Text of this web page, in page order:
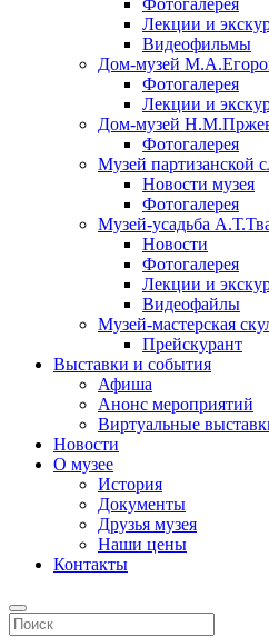
Фотогалерея
Лекции и
Видеофильмы
Дом-музей
Фотогалерея
Лекции и
Дом-музей
Фотогалерея
Музей партизанской
Новости музея
Фотогалерея
Музей-усадьба
Новости
Фотогалерея
Лекции и
Видеофайлы
Музей-мастерская
Прейскурант
Выставки и события
Афиша
Анонс мероприятий
Виртуальные
Новости
О музее
История
Документы
Друзья музея
Наши цены
Контакты